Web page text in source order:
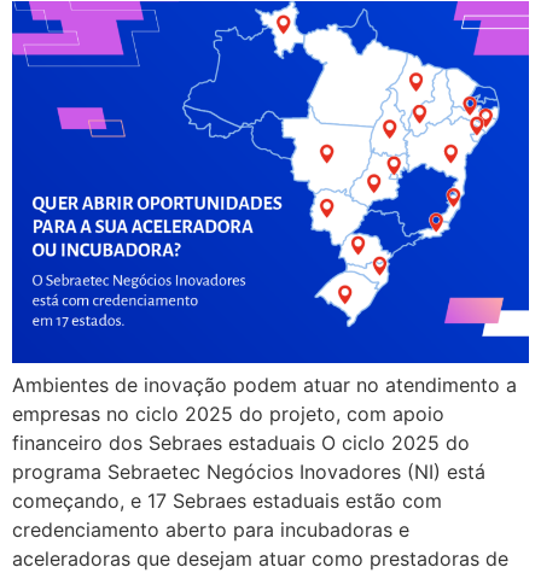
Ambientes de inovação podem atuar no atendimento a
empresas no ciclo 2025 do projeto, com apoio
financeiro dos Sebraes estaduais O ciclo 2025 do
programa Sebraetec Negócios Inovadores (NI) está
começando, e 17 Sebraes estaduais estão com
credenciamento aberto para incubadoras e
aceleradoras que desejam atuar como prestadoras de